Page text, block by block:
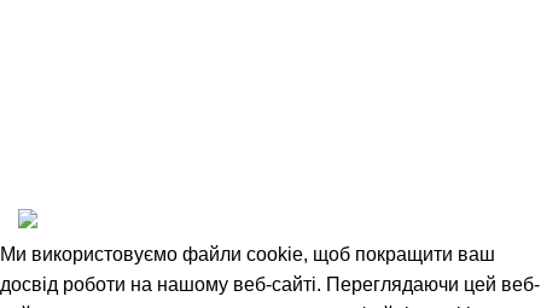
Ми використовуємо файли cookie, щоб покращити ваш
досвід роботи на нашому веб-сайті. Переглядаючи цей веб-